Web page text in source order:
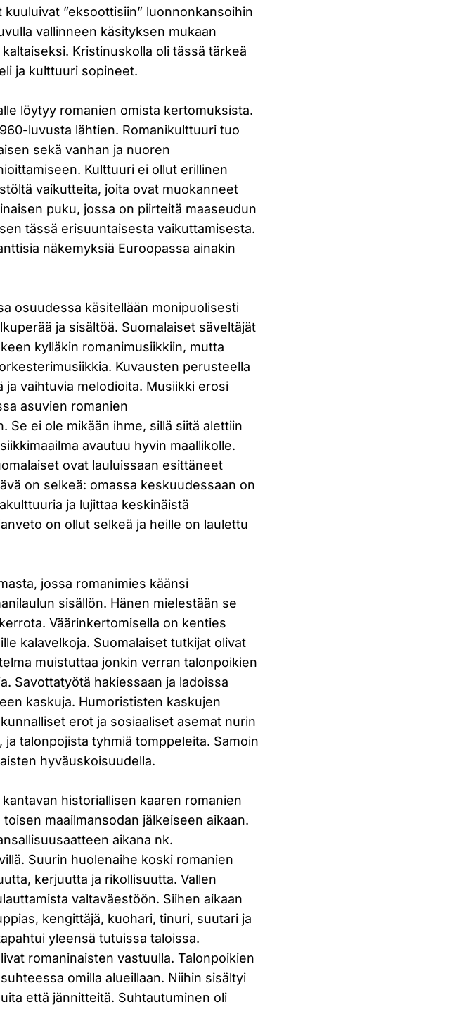
”eksoottisiin” luonnonkansoihin
vallinneen käsityksen mukaan
Kristinuskolla oli tässä tärkeä
ja kulttuuri sopineet.
löytyy romanien omista kertomuksista.
luvusta lähtien. Romanikulttuuri tuo
sekä vanhan ja nuoren
Kulttuuri ei ollut erillinen
vaikutteita, joita ovat muokanneet
puku, jossa on piirteitä maaseudun
tässä erisuuntaisesta vaikuttamisesta.
näkemyksiä Euroopassa ainakin
osuudessa käsitellään monipuolisesti
ja sisältöä. Suomalaiset säveltäjät
kylläkin romanimusiikkiin, mutta
Kuvausten perusteella
ja vaihtuvia melodioita. Musiikki erosi
asuvien romanien
Se ei ole mikään ihme, sillä siitä alettiin
avautuu hyvin maallikolle.
ovat lauluissaan esittäneet
on selkeä: omassa keskuudessaan on
ja lujittaa keskinäistä
on ollut selkeä ja heille on laulettu
jossa romanimies käänsi
sisällön. Hänen mielestään se
Väärinkertomisella on kenties
kalavelkoja. Suomalaiset tutkijat olivat
muistuttaa jonkin verran talonpoikien
Savottatyötä hakiessaan ja ladoissa
kaskuja. Humorististen kaskujen
erot ja sosiaaliset asemat nurin
talonpojista tyhmiä tomppeleita. Samoin
hyväuskoisuudella.
historiallisen kaaren romanien
maailmansodan jälkeiseen aikaan.
aikana nk.
Suurin huolenaihe koski romanien
kerjuutta ja rikollisuutta. Vallen
valtaväestöön. Siihen aikaan
kengittäjä, kuohari, tinuri, suutari ja
yleensä tutuissa taloissa.
romaninaisten vastuulla. Talonpoikien
omilla alueillaan. Niihin sisältyi
että jännitteitä. Suhtautuminen oli